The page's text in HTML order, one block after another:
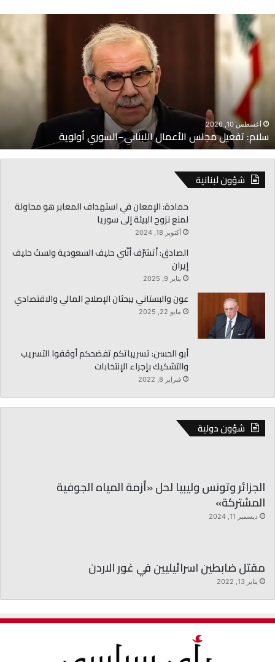
سلام:
تفعيل
مجلس
الأعمال
اللبناني–
السوري
أغسطس 10, 2026
سلام: تفعيل مجلس الأعمال اللبناني–السوري أولوية
شؤون لبنانية
حمادة: الإمعان في استهداف المعابر هو محاولة
لمنع نزوح البيئة إلى سوريا
أكتوبر 18, 2024
الصادق: أتشرّف أنّني حليف السعودية ولستُ حليف
إيران
يناير 9, 2025
عون والبستاني يبحثان الإصلاح المالي والاقتصادي
مايو 22, 2025
أبو الحسن: تسريباتكم تفضحكم أوقفوا التسريب
والتشكيك بإجراء الإنتخابات
فبراير 8, 2022
شؤون دولية
الجزائر وتونس وليبيا لحل «أزمة المياه الجوفية
المشتركة»
ديسمبر 11, 2024
مقتل ضابطين اسرائيليين في غور الاردن
يناير 13, 2022